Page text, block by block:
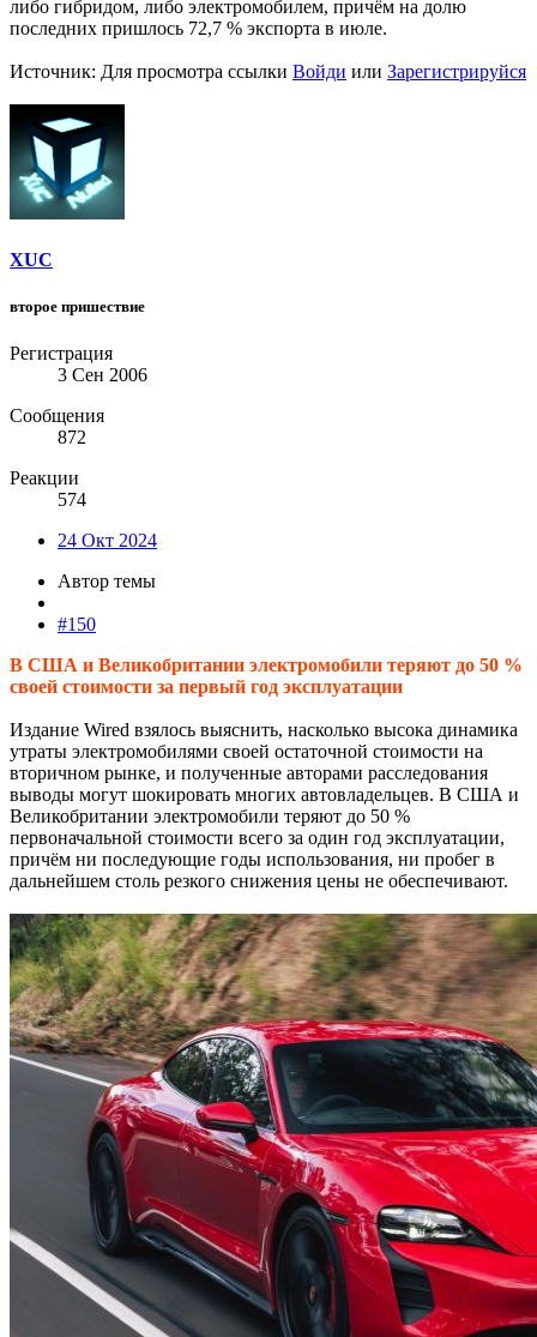
либо гибридом, либо электромобилем, причём на долю
последних пришлось 72,7 % экспорта в июле.
Источник: Для просмотра ссылки Войди или Зарегистрируйся
XUC
второе пришествие
Регистрация
3 Сен 2006
Сообщения
872
Реакции
574
24 Окт 2024
Автор темы
#150
В США и Великобритании электромобили теряют до 50 %
своей стоимости за первый год эксплуатации
Издание Wired взялось выяснить, насколько высока динамика
утраты электромобилями своей остаточной стоимости на
вторичном рынке, и полученные авторами расследования
выводы могут шокировать многих автовладельцев. В США и
Великобритании электромобили теряют до 50 %
первоначальной стоимости всего за один год эксплуатации,
причём ни последующие годы использования, ни пробег в
дальнейшем столь резкого снижения цены не обеспечивают.